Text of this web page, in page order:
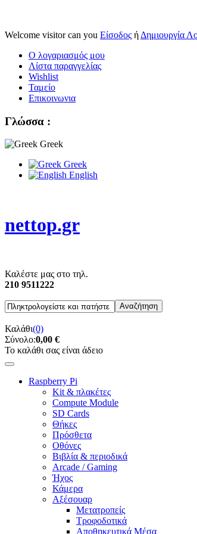
Welcome visitor can you Είσοδος ή Δημιουργία
Ο λογαριασμός μου
Λίστα παραγγελίας
Wishlist
Ταμείο
Επικοινωνια
Γλώσσα :
Greek
Greek
English
nettop.gr
Καλέστε μας στο τηλ.
210 9511222
Καλάθι(0)
Σύνολο:0,00 €
Το καλάθι σας είναι άδειο
Raspberry Pi
Kit & πλακέτες
Compute Module
SD Cards
Θήκες
Πρόσθετα
Οθόνες
Βιβλία & περιοδικά
Arcade / Gaming
Ήχος
Κάμερα
Αξέσουαρ
Μετατροπείς
Τροφοδοτικά
Αποθηκευτικά Μέσα